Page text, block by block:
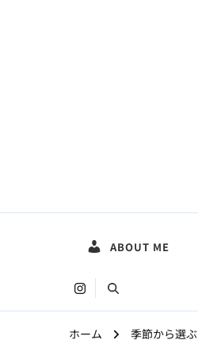
ABOUT ME
ホーム 季節から選ぶ